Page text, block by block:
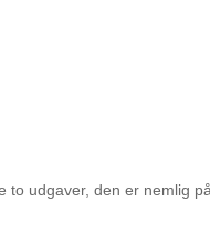
to udgaver, den er nemlig